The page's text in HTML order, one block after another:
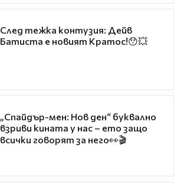
След тежка контузия: Дейв
Батиста е новият Кратос!😯💥
„Спайдър-мен: Нов ден“ буквално
взриви кината у нас – ето защо
всички говорят за него👀🎬